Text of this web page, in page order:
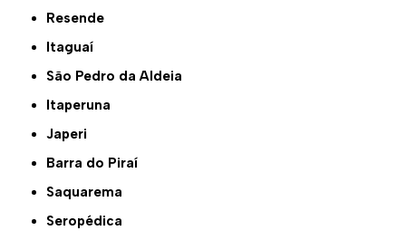
Resende
Itaguaí
São Pedro da Aldeia
Itaperuna
Japeri
Barra do Piraí
Saquarema
Seropédica